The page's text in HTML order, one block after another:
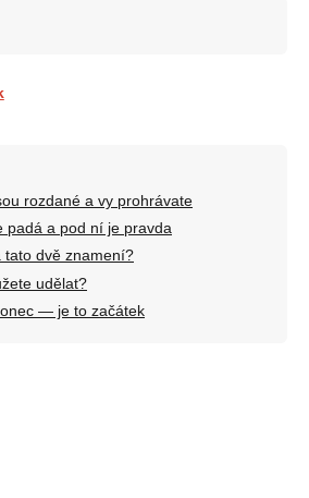
rozdané a vy prohrávate
padá a pod ní je pravda
tato dvě znamení?
udělat?
— je to začátek